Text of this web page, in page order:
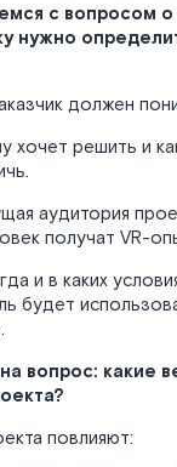
с вопросом
нужно
должен
хочет решить и
аудитория
получат VR-
и в каких
будет
вопрос: какие
повлияют: